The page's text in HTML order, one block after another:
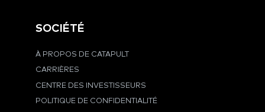
SOCIÉTÉ
À PROPOS DE CATAPULT
CARRIÈRES
CENTRE DES INVESTISSEURS
POLITIQUE DE CONFIDENTIALITÉ